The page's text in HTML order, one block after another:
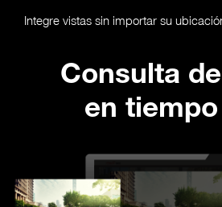
Integre vistas sin importar su
Consulta
en